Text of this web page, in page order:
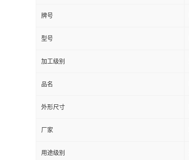
牌号
型号
加工级别
品名
外形尺寸
厂家
用途级别